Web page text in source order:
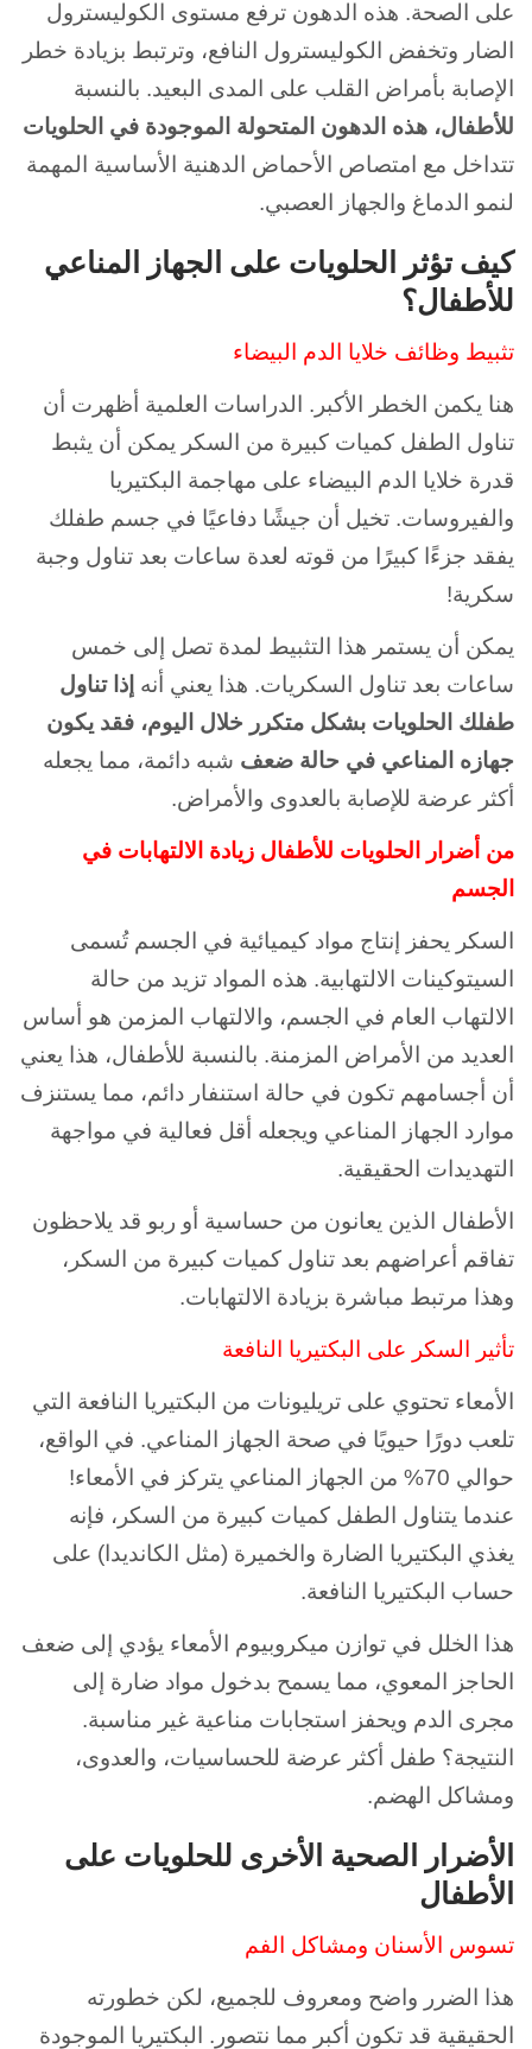
على الصحة. هذه الدهون ترفع مستوى الكوليسترول
الضار وتخفض الكوليسترول النافع، وترتبط بزيادة خطر
الإصابة بأمراض القلب على المدى البعيد. بالنسبة
للأطفال، هذه الدهون المتحولة الموجودة في الحلويات
تتداخل مع امتصاص الأحماض الدهنية الأساسية المهمة
لنمو الدماغ والجهاز العصبي.
كيف تؤثر الحلويات على الجهاز المناعي
للأطفال؟
تثبيط وظائف خلايا الدم البيضاء
هنا يكمن الخطر الأكبر. الدراسات العلمية أظهرت أن
تناول الطفل كميات كبيرة من السكر يمكن أن يثبط
قدرة خلايا الدم البيضاء على مهاجمة البكتيريا
والفيروسات. تخيل أن جيشًا دفاعيًا في جسم طفلك
يفقد جزءًا كبيرًا من قوته لعدة ساعات بعد تناول وجبة
سكرية!
يمكن أن يستمر هذا التثبيط لمدة تصل إلى خمس
ساعات بعد تناول السكريات. هذا يعني أنه إذا تناول
طفلك الحلويات بشكل متكرر خلال اليوم، فقد يكون
جهازه المناعي في حالة ضعف شبه دائمة، مما يجعله
أكثر عرضة للإصابة بالعدوى والأمراض.
من أضرار الحلويات للأطفال زيادة الالتهابات في
الجسم
السكر يحفز إنتاج مواد كيميائية في الجسم تُسمى
السيتوكينات الالتهابية. هذه المواد تزيد من حالة
الالتهاب العام في الجسم، والالتهاب المزمن هو أساس
العديد من الأمراض المزمنة. بالنسبة للأطفال، هذا يعني
أن أجسامهم تكون في حالة استنفار دائم، مما يستنزف
موارد الجهاز المناعي ويجعله أقل فعالية في مواجهة
التهديدات الحقيقية.
الأطفال الذين يعانون من حساسية أو ربو قد يلاحظون
تفاقم أعراضهم بعد تناول كميات كبيرة من السكر،
وهذا مرتبط مباشرة بزيادة الالتهابات.
تأثير السكر على البكتيريا النافعة
الأمعاء تحتوي على تريليونات من البكتيريا النافعة التي
تلعب دورًا حيويًا في صحة الجهاز المناعي. في الواقع،
حوالي 70% من الجهاز المناعي يتركز في الأمعاء!
عندما يتناول الطفل كميات كبيرة من السكر، فإنه
يغذي البكتيريا الضارة والخميرة (مثل الكانديدا) على
حساب البكتيريا النافعة.
هذا الخلل في توازن ميكروبيوم الأمعاء يؤدي إلى ضعف
الحاجز المعوي، مما يسمح بدخول مواد ضارة إلى
مجرى الدم ويحفز استجابات مناعية غير مناسبة.
النتيجة؟ طفل أكثر عرضة للحساسيات، والعدوى،
ومشاكل الهضم.
الأضرار الصحية الأخرى للحلويات على
الأطفال
تسوس الأسنان ومشاكل الفم
هذا الضرر واضح ومعروف للجميع، لكن خطورته
الحقيقية قد تكون أكبر مما نتصور. البكتيريا الموجودة